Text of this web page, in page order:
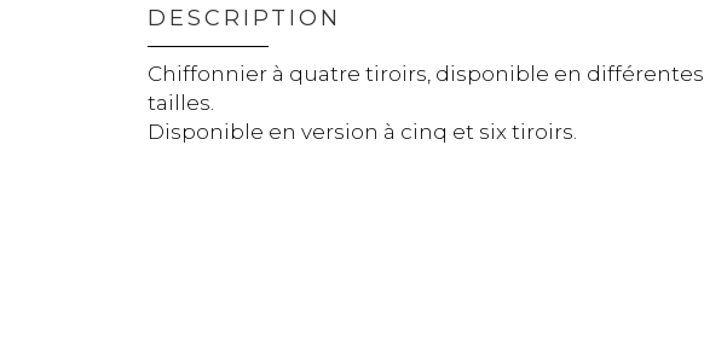
DESCRIPTION
Chiffonnier à quatre tiroirs, disponible en différentes
tailles.
Disponible en version à cinq et six tiroirs.